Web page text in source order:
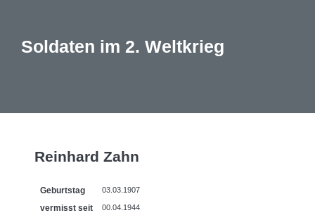
Soldaten im 2. Weltkrieg
Reinhard Zahn
Geburtstag 03.03.1907
vermisst seit 00.04.1944